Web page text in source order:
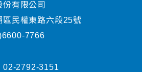
份有限公司
區民權東路六段25號
7766
02-2792-3151